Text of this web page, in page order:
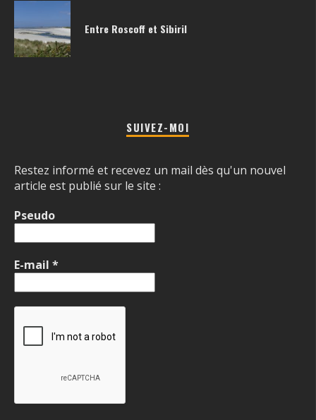
Entre Roscoff et Sibiril
SUIVEZ-MOI
Restez informé et recevez un mail dès qu'un nouvel
article est publié sur le site :
Pseudo
E-mail *